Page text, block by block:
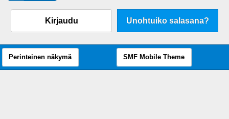
Kirjaudu Unohtuiko salasana?
Perinteinen näkymä SMF Mobile Theme